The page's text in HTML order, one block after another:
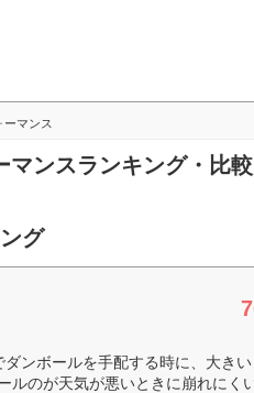
ーマンス
マンスランキング・比較
グ
ンボールを手配する時に、大き
ルのが天気が悪いときに崩れにく